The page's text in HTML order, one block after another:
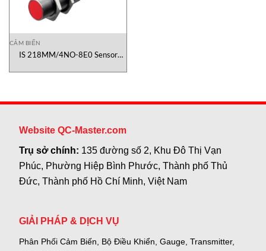
CẢM BIẾN
IS 218MM/4NO-8E0 Sensor
Website QC-Master.com
Trụ sở chính: 135 đường số 2, Khu Đô Thị Vạn
Phúc, Phường Hiệp Bình Phước, Thành phố Thủ
Đức, Thành phố Hồ Chí Minh, Việt Nam
GIẢI PHÁP & DỊCH VỤ
Phân Phối Cảm Biến, Bộ Điều Khiển, Gauge, Transmitter,